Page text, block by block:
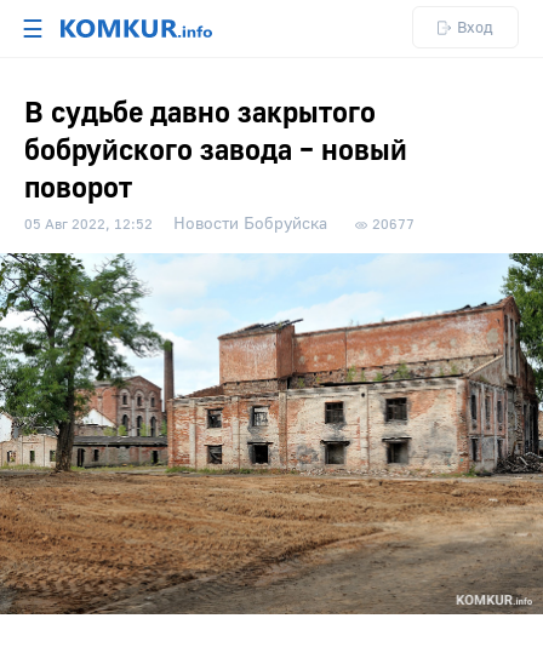
☰ Вход
В судьбе давно закрытого
бобруйского завода – новый
поворот
05 Авг 2022, 12:52 Новости Бобруйска 20677